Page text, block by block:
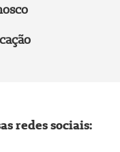
redes sociais: